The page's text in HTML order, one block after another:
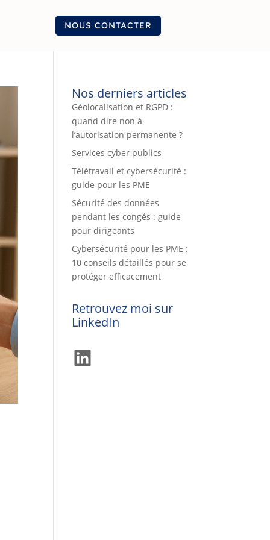
NOUS CONTACTER
Nos derniers articles
Géolocalisation et RGPD :
quand dire non à
l’autorisation permanente ?
Services cyber publics
Télétravail et cybersécurité :
guide pour les PME
Sécurité des données
pendant les congés : guide
pour dirigeants
Cybersécurité pour les PME :
10 conseils détaillés pour se
protéger efficacement
Retrouvez moi sur
LinkedIn
LinkedIn